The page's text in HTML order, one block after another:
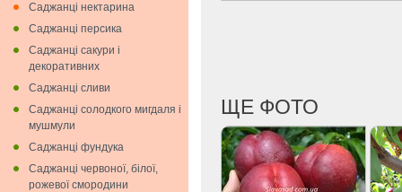
ЩЕ ФОТО
Саджанці нектарина
Саджанці персика
Саджанці сакури і
декоративних
Саджанці сливи
Саджанці солодкого мигдаля i
мушмули
Саджанці фундука
Саджанці червоної, білої,
рожевої смородини